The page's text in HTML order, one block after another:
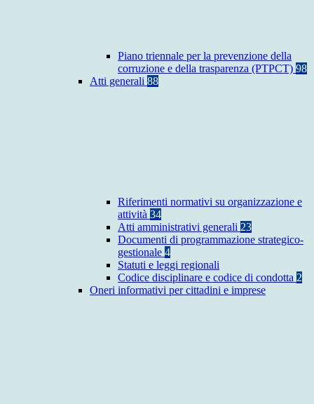
Piano triennale per la prevenzione della
corruzione e della trasparenza (PTPCT) 98
Atti generali 88
Riferimenti normativi su organizzazione e
attività 34
Atti amministrativi generali 23
Documenti di programmazione strategico-
gestionale 4
Statuti e leggi regionali
Codice disciplinare e codice di condotta 2
Oneri informativi per cittadini e imprese